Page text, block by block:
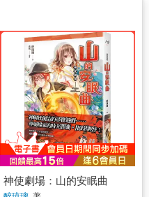
神使劇場：山的安眠曲